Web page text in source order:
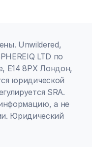
Unwildered,
LTD по
E14 8PX Лондон,
юридической
SRA.
а не
Юридический